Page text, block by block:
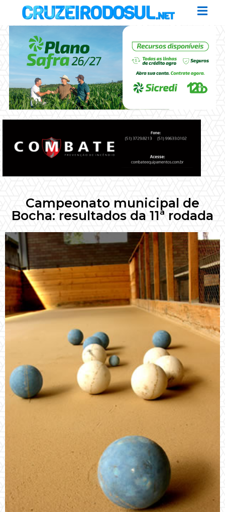
Campeonato municipal de
Bocha: resultados da 11ª rodada